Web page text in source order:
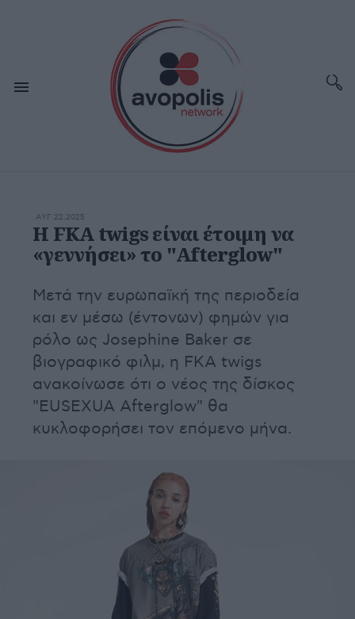
ΑΥΓ 22,2025
Η FKA twigs είναι έτοιμη να
«γεννήσει» το "Afterglow"
Μετά την ευρωπαϊκή της περιοδεία
και εν μέσω (έντονων) φημών για
ρόλο ως Josephine Baker σε
βιογραφικό φιλμ, η FKA twigs
ανακοίνωσε ότι ο νέος της δίσκος
"EUSEXUA Afterglow" θα
κυκλοφορήσει τον επόμενο μήνα.